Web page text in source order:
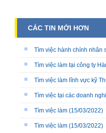
CÁC TIN MỚI HƠN
Tìm việc hành chính nhân
Tìm việc làm tại công ty
Tìm việc làm lĩnh vực kỹ
Tìm việc tại các doanh
Tìm việc làm (15/03/2022)
Tìm việc làm (15/03/2022)